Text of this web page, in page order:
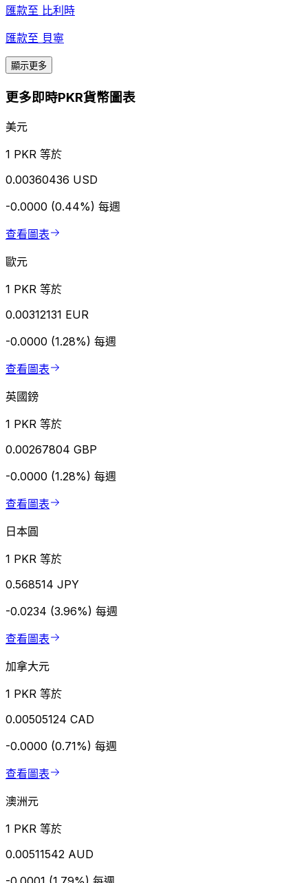
匯款至 比利時
匯款至 貝寧
顯示更多
更多即時PKR貨幣圖表
美元
1 PKR 等於
0.00360436 USD
-0.0000 (0.44%) 每週
查看圖表
歐元
1 PKR 等於
0.00312131 EUR
-0.0000 (1.28%) 每週
查看圖表
英國鎊
1 PKR 等於
0.00267804 GBP
-0.0000 (1.28%) 每週
查看圖表
日本圓
1 PKR 等於
0.568514 JPY
-0.0234 (3.96%) 每週
查看圖表
加拿大元
1 PKR 等於
0.00505124 CAD
-0.0000 (0.71%) 每週
查看圖表
澳洲元
1 PKR 等於
0.00511542 AUD